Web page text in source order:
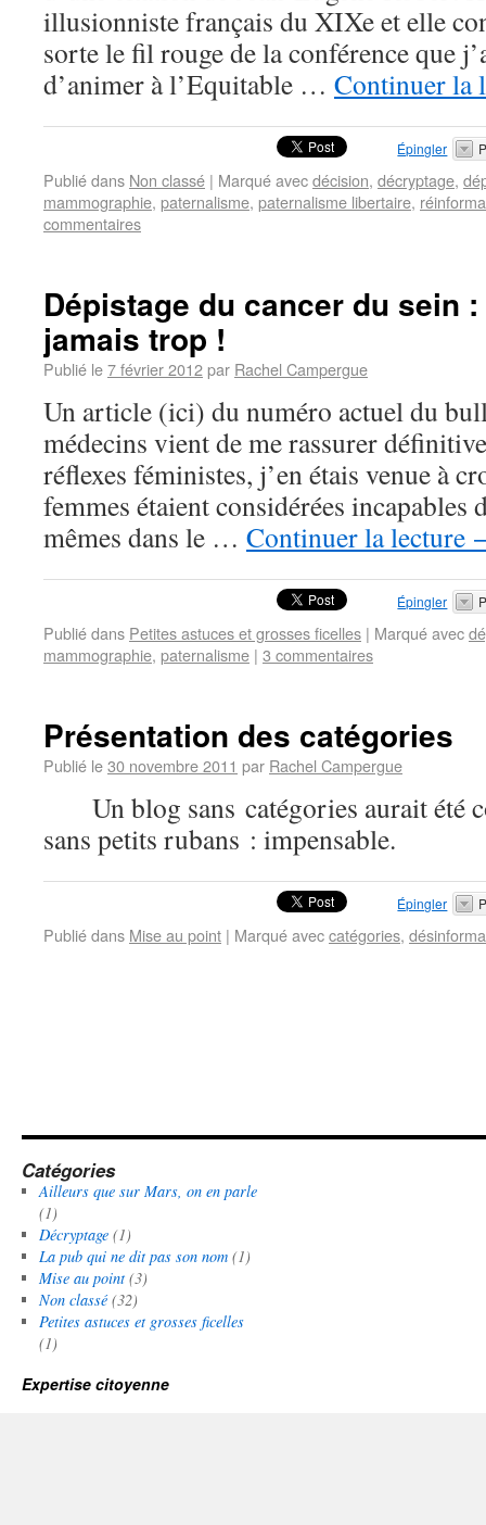
illusionniste français du XIXe et elle
sorte le fil rouge de la conférence que
d’animer à l’Equitable … Continuer la
Épingler
Publié dans Non classé | Marqué avecdécision, décryptage,
mammographie, paternalisme, paternalisme libertaire,
commentaires
Dépistage du cancer du sein :
jamais trop !
Publié le7 février 2012par Rachel Campergue
Un article (ici) du numéro actuel du
médecins vient de me rassurer
réflexes féministes, j’en étais venue à
femmes étaient considérées incapables
mêmes dans le … Continuer la lecture
Épingler
Publié dans Petites astuces et grosses ficelles | Marqué avec
mammographie, paternalisme | 3 commentaires
Présentation des catégories
Publié le30 novembre 2011 par Rachel Campergue
Un blog sans catégories aurait été
sans petits rubans : impensable.
Épingler
Publié dans Mise au point | Marqué aveccatégories,
Catégories
Ailleurs que sur Mars, on en parle
(1)
Décryptage(1)
La pub qui ne dit pas son nom(1)
Mise au point(3)
Non classé(32)
Petites astuces et grosses ficelles
(1)
Expertise citoyenne